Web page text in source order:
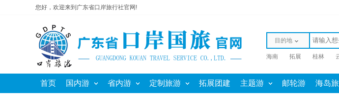
您好，欢迎来到广东省口岸旅行社官网!
目的地
海南 拓展 桂林
首页 国内游 省内游 定制旅游 拓展团建 主题游 邮轮游 海岛